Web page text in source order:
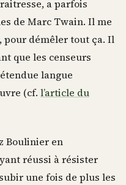
a parfois
de Marc Twain. Il me
pour démêler tout ça. Il
que les censeurs
langue
(cf. l’article du
Boulinier en
réussi à résister
une fois de plus les